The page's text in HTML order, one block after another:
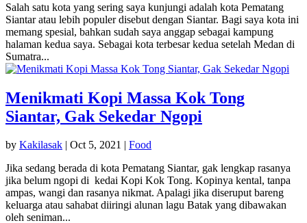
Salah satu kota yang sering saya kunjungi adalah kota Pematang
Siantar atau lebih populer disebut dengan Siantar. Bagi saya kota ini
memang spesial, bahkan sudah saya anggap sebagai kampung
halaman kedua saya. Sebagai kota terbesar kedua setelah Medan di
Sumatra...
Menikmati Kopi Massa Kok Tong
Siantar, Gak Sekedar Ngopi
by Kakilasak | Oct 5, 2021 | Food
Jika sedang berada di kota Pematang Siantar, gak lengkap rasanya
jika belum ngopi di kedai Kopi Kok Tong. Kopinya kental, tanpa
ampas, wangi dan rasanya nikmat. Apalagi jika diseruput bareng
keluarga atau sahabat diiringi alunan lagu Batak yang dibawakan
oleh seniman...